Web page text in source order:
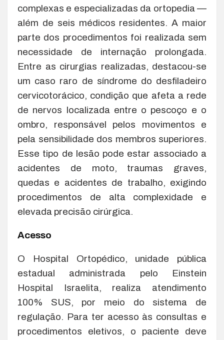
complexas e especializadas da ortopedia —
além de seis médicos residentes. A maior
parte dos procedimentos foi realizada sem
necessidade de internação prolongada.
Entre as cirurgias realizadas, destacou-se
um caso raro de síndrome do desfiladeiro
cervicotorácico, condição que afeta a rede
de nervos localizada entre o pescoço e o
ombro, responsável pelos movimentos e
pela sensibilidade dos membros superiores.
Esse tipo de lesão pode estar associado a
acidentes de moto, traumas graves,
quedas e acidentes de trabalho, exigindo
procedimentos de alta complexidade e
elevada precisão cirúrgica.
Acesso
O Hospital Ortopédico, unidade pública
estadual administrada pelo Einstein
Hospital Israelita, realiza atendimento
100% SUS, por meio do sistema de
regulação. Para ter acesso às consultas e
procedimentos eletivos, o paciente deve